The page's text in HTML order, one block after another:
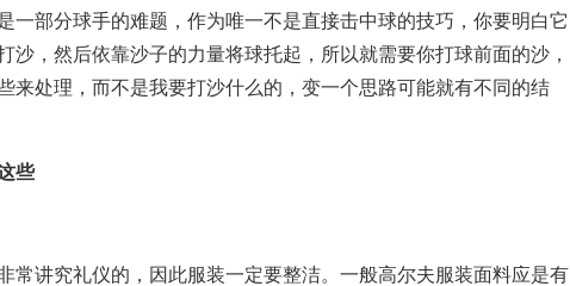
部分球手的难题，作为唯一不是直接击中球的技巧，你要明白它
沙，然后依靠沙子的力量将球托起，所以就需要你打球前面的沙，
来处理，而不是我要打沙什么的，变一个思路可能就有不同的结
些
讲究礼仪的，因此服装一定要整洁。一般高尔夫服装面料应是有